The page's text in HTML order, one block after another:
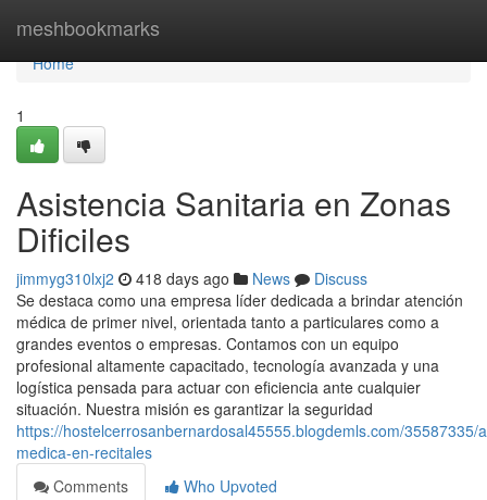
meshbookmarks
Home
Home
1
Asistencia Sanitaria en Zonas
Dificiles
jimmyg310lxj2 418 days ago News
Discuss
Se destaca como una empresa líder dedicada a brindar atención
médica de primer nivel, orientada tanto a particulares como a
grandes eventos o empresas. Contamos con un equipo
profesional altamente capacitado, tecnología avanzada y una
logística pensada para actuar con eficiencia ante cualquier
situación. Nuestra misión es garantizar la seguridad
https://hostelcerrosanbernardosal45555.blogdemls.com/35587335/
medica-en-recitales
Comments
Who Upvoted